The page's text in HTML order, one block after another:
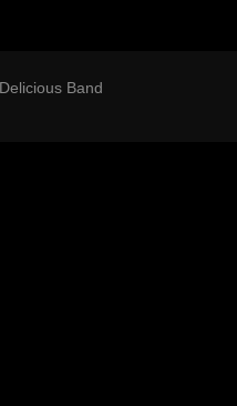
Band